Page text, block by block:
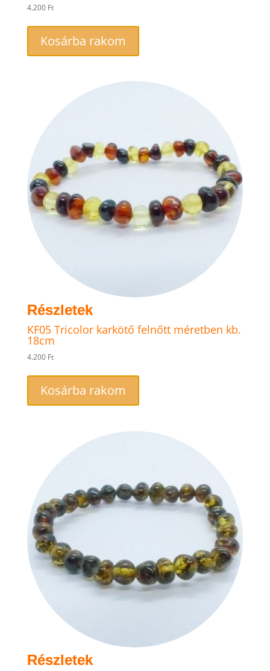
4.200 Ft
Kosárba rakom
KF05 Tricolor karkötő felnőtt méretben kb.
18cm
4.200 Ft
Kosárba rakom